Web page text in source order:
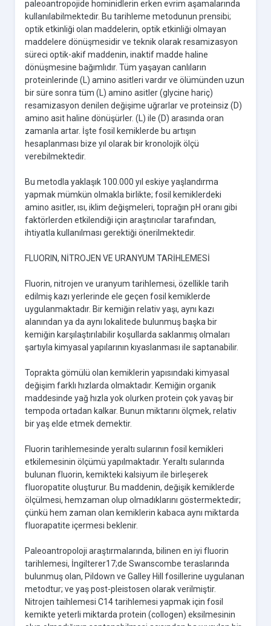
paleoantropojide hominidlerin erken evrim aşamalarında
kullanılabilmektedir. Bu tarihleme metodunun prensibi;
optik etkinliği olan maddelerin, optik etkinliği olmayan
maddelere dönüşmesidir ve teknik olarak resamizasyon
süreci optik-akif maddenin, inaktif madde haline
dönüşmesine bağımlıdır. Tüm yaşayan canlıların
proteinlerinde (L) amino asitleri vardır ve ölümünden uzun
bir süre sonra tüm (L) amino asitler (glycine hariç)
resamizasyon denilen değişime uğrarlar ve proteinsiz (D)
amino asit haline dönüşürler. (L) ile (D) arasında oran
zamanla artar. İşte fosil kemiklerde bu artışın
hesaplanması bize yıl olarak bir kronolojik ölçü
verebilmektedir.
Bu metodla yaklaşık 100.000 yıl eskiye yaşlandırma
yapmak mümkün olmakla birlikte; fosil kemiklerdeki
amino asitler, ısı, iklim değişmeleri, toprağın pH oranı gibi
faktörlerden etkilendiği için araştırıcılar tarafından,
ihtiyatla kullanılması gerektiği önerilmektedir.
FLUORIN, NİTROJEN VE URANYUM TARİHLEMESİ
Fluorin, nitrojen ve uranyum tarihlemesi, özellikle tarih
edilmiş kazı yerlerinde ele geçen fosil kemiklerde
uygulanmaktadır. Bir kemiğin relativ yaşı, aynı kazı
alanından ya da aynı lokalitede bulunmuş başka bir
kemiğin karşılaştırılabilir koşullarda saklanmış olmaları
şartıyla kimyasal yapılarının kıyaslanması ile saptanabilir.
Toprakta gömülü olan kemiklerin yapısındaki kimyasal
değişim farklı hızlarda olmaktadır. Kemiğin organik
maddesinde yağ hızla yok olurken protein çok yavaş bir
tempoda ortadan kalkar. Bunun miktarını ölçmek, relativ
bir yaş elde etmek demektir.
Fluorin tarihlemesinde yeraltı sularının fosil kemikleri
etkilemesinin ölçümü yapılmaktadır. Yeraltı sularında
bulunan fluorin, kemikteki kalsiyum ile birleşerek
fluoropatite oluşturur. Bu maddenin, değişik kemiklerde
ölçülmesi, hemzaman olup olmadıklarını göstermektedir;
çünkü hem zaman olan kemiklerin kabaca aynı miktarda
fluorapatite içermesi beklenir.
Paleoantropoloji araştırmalarında, bilinen en iyi fluorin
tarihlemesi, İngilterer17;de Swanscombe teraslarında
bulunmuş olan, Pildown ve Galley Hill fosillerine uygulanan
metodtur; ve yaş post-pleistosen olarak verilmiştir.
Nitrojen taihlemesi C14 tarihlemesi yapmak için fosil
kemikte yeterli miktarda protein (collogen) eksilmesinin